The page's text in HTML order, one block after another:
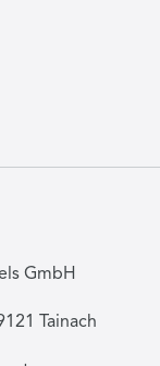
GmbH
Tainach